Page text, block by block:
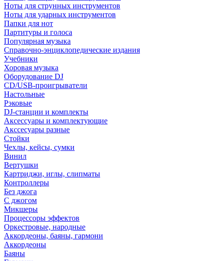
Ноты для струнных инструментов
Ноты для ударных инструментов
Папки для нот
Партитуры и голоса
Популярная музыка
Справочно-энциклопедические издания
Учебники
Хоровая музыка
Оборудование DJ
CD/USB-проигрыватели
Настольные
Рэковые
DJ-станции и комплекты
Аксессуары и комплектующие
Акссесуары разные
Стойки
Чехлы, кейсы, сумки
Винил
Вертушки
Картриджи, иглы, слипматы
Контроллеры
Без джога
С джогом
Микшеры
Процессоры эффектов
Оркестровые, народные
Аккордеоны, баяны, гармони
Аккордеоны
Баяны